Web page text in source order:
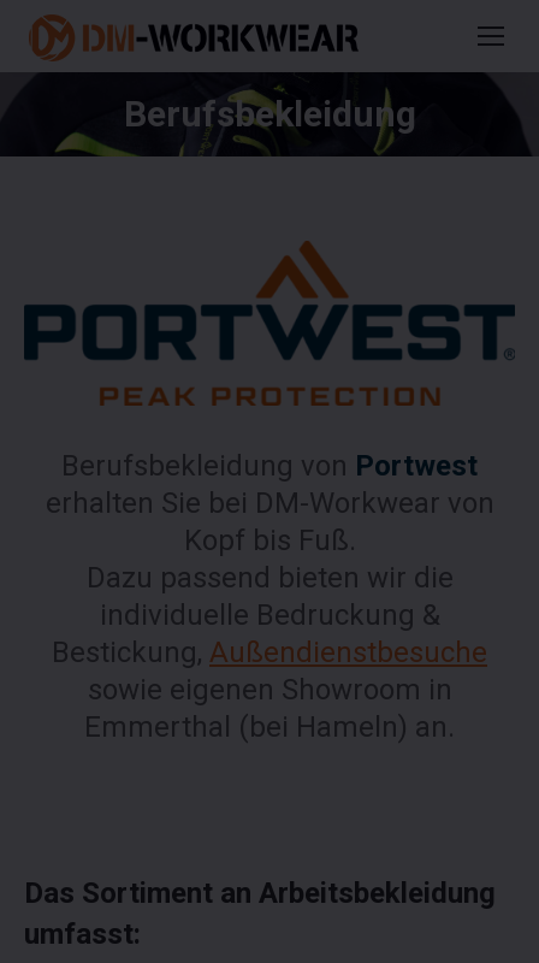
Berufsbekleidung
Sie befinden sich hier:
Berufsbekleidung von Portwest
erhalten Sie bei DM-Workwear von
Kopf bis Fuß.
Dazu passend bieten wir die
individuelle Bedruckung &
Bestickung, Außendienstbesuche
sowie eigenen Showroom in
Emmerthal (bei Hameln) an.
Das Sortiment an Arbeitsbekleidung
umfasst: